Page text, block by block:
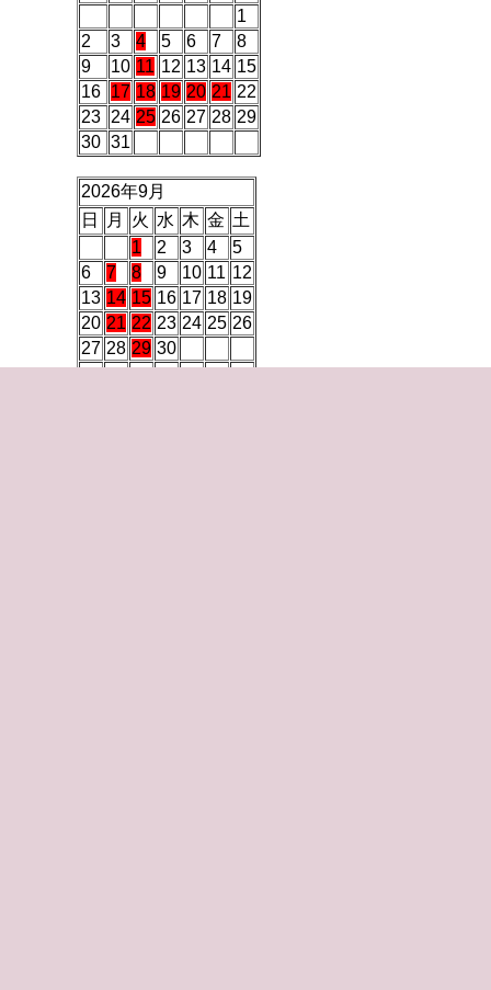
1
2
3 4 5 6 7
8
9
10 11 12 13 14 15
16 17 18 19 20 21 22
23 24 25 26 27 28 29
30 31
2026年9月
日
月 火 水 木 金 土
1
2 3 4
5
6
7 8 9 10 11 12
13 14 15 16 17 18 19
20 21 22 23 24 25 26
27 28 29 30